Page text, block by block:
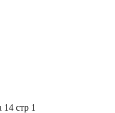
стр 1